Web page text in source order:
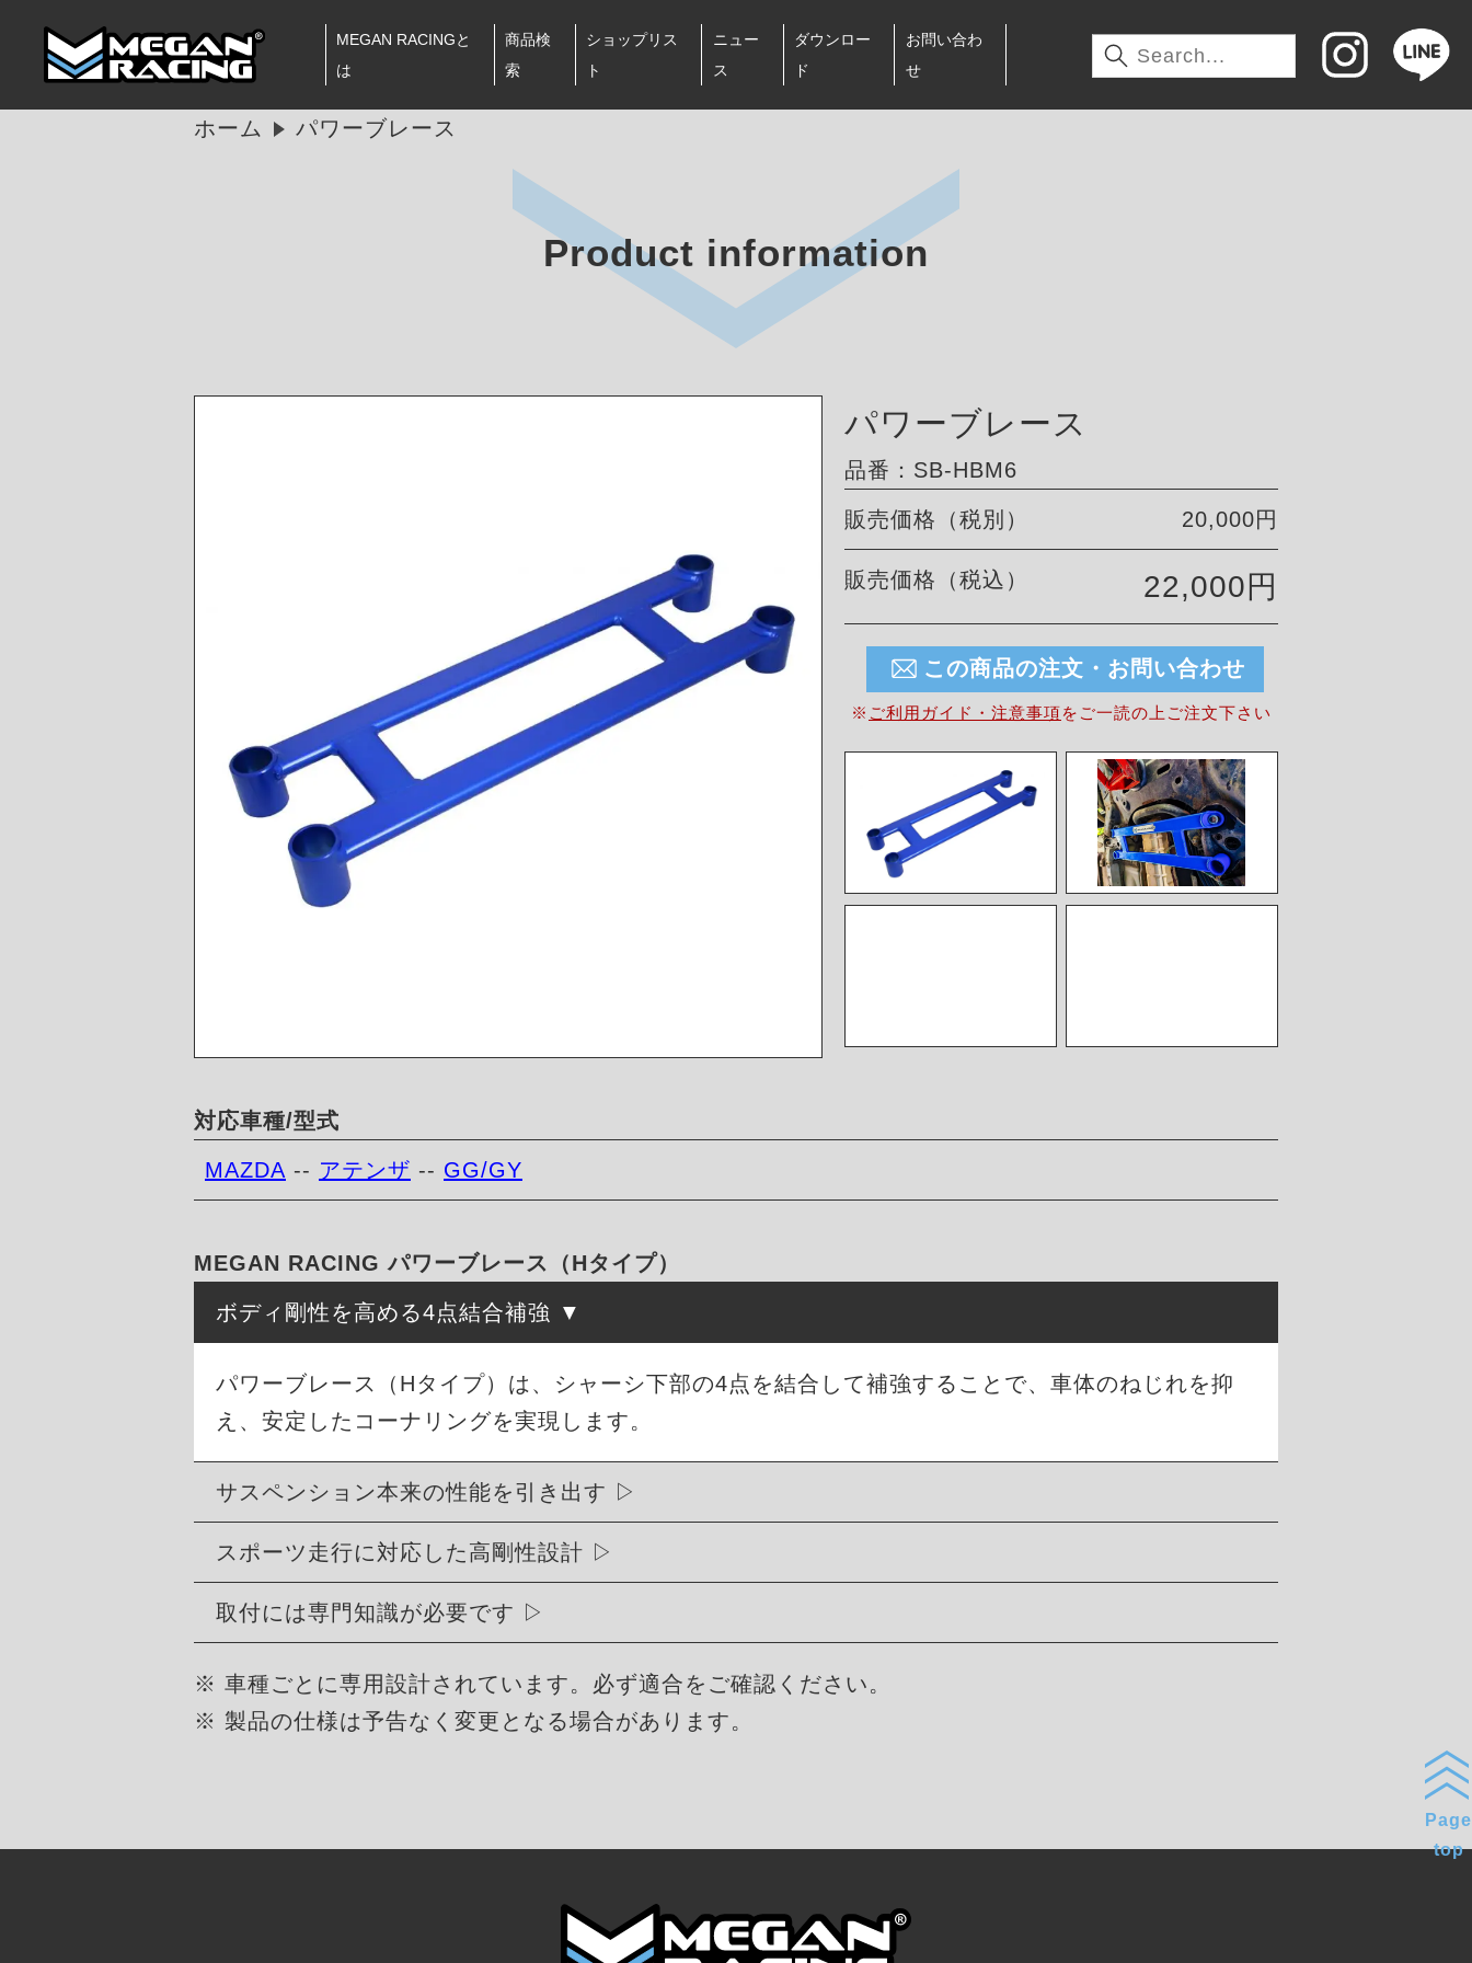
MEGAN RACINGと
は
商品検
索
ショップリス
ト
ニュー
ス
ダウンロー
ド
お問い合わ
せ
ホーム パワーブレース
Product information
パワーブレース
品番：SB-HBM6
販売価格（税別） 20,000円
販売価格（税込） 22,000円
この商品の注文・お問い合わせ
※ ご利用ガイド・注意事項を ご一読の上ご注文下さい
対応車種/型式
MAZDA -- アテンザ -- GG/GY
MEGAN RACING パワーブレース（Hタイプ）
ボディ剛性を高める4点結合補強
パワーブレース（Hタイプ）は、シャーシ下部の4点を結合して補強することで、車体のねじれを抑
え、安定したコーナリングを実現します。
サスペンション本来の性能を引き出す
スポーツ走行に対応した高剛性設計
取付には専門知識が必要です
※ 車種ごとに専用設計されています。必ず適合をご確認ください。
※ 製品の仕様は予告なく変更となる場合があります。
Page
top